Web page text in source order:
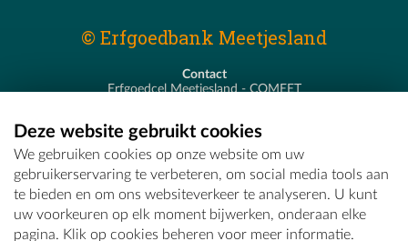
© Erfgoedbank Meetjesland
Contact
Erfgoedcel Meetjesland - COMEET
T - 09 373 75 96
E -erfgoedcel@comeet.be
Deze website gebruikt cookies
We gebruiken cookies op onze website om uw
gebruikerservaring te verbeteren, om social media tools aan
te bieden en om ons websiteverkeer te analyseren. U kunt
uw voorkeuren op elk moment bijwerken, onderaan elke
pagina. Klik op cookies beheren voor meer informatie.